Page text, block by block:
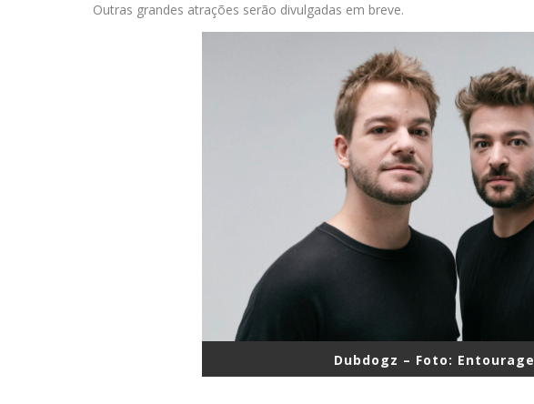
Outras grandes atrações serão divulgadas em breve.
Dubdogz – Foto: Entourage